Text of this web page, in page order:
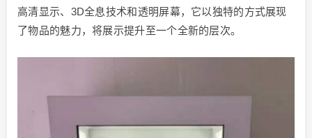
高清显示、3D全息技术和透明屏幕，它以独特的方式展现
了物品的魅力，将展示提升至一个全新的层次。